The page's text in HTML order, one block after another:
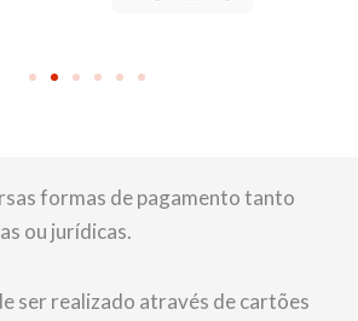
formas de pagamento tanto
ou jurídicas.
ser realizado através de cartões